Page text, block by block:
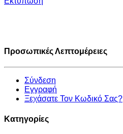
Προσωπικές Λεπτομέρειες
Σύνδεση
Εγγραφή
Ξεχάσατε Τον Κωδικό Σας?
Κατηγορίες